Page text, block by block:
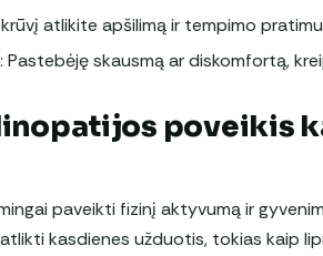
atlikite apšilimą ir tempimo
: Pastebėję skausmą ar diskomfortą,
poveikis
paveikti fizinį aktyvumą ir
kasdienes užduotis, tokias kaip